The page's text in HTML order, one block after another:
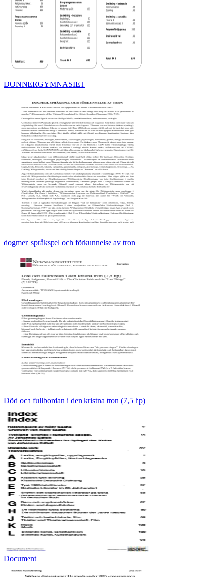
DONNERGYMNASIET
dogmer, språkspel och förkunnelse av tron
Död och fullbordan i den kristna tron (7,5 hp)
Document